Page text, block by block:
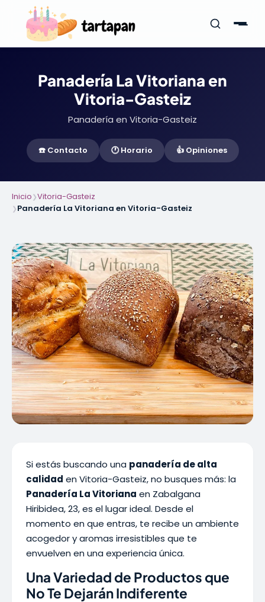
Panadería La Vitoriana en
Vitoria-Gasteiz
Panadería en Vitoria-Gasteiz
☎️ Contacto 🕐 Horario 👍 Opiniones
Inicio❯Vitoria-Gasteiz
❯Panadería La Vitoriana en Vitoria-Gasteiz
Si estás buscando una panadería de alta
calidad en Vitoria-Gasteiz, no busques más: la
Panadería La Vitoriana en Zabalgana
Hiribidea, 23, es el lugar ideal. Desde el
momento en que entras, te recibe un ambiente
acogedor y aromas irresistibles que te
envuelven en una experiencia única.
Una Variedad de Productos que
No Te Dejarán Indiferente